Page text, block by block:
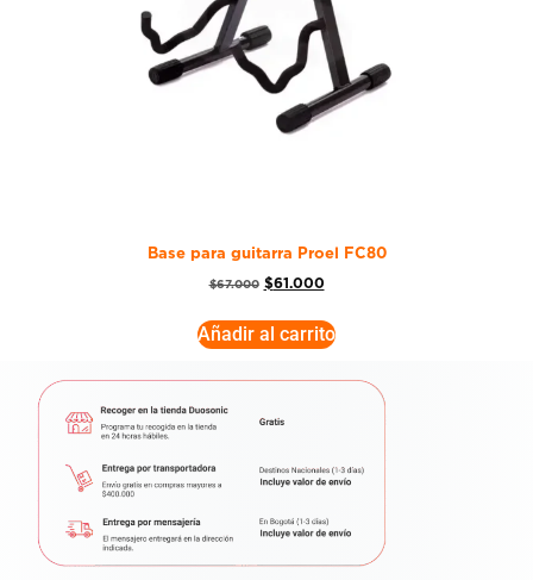
Base para guitarra Proel FC80
$67.000 $61.000
Añadir al carrito